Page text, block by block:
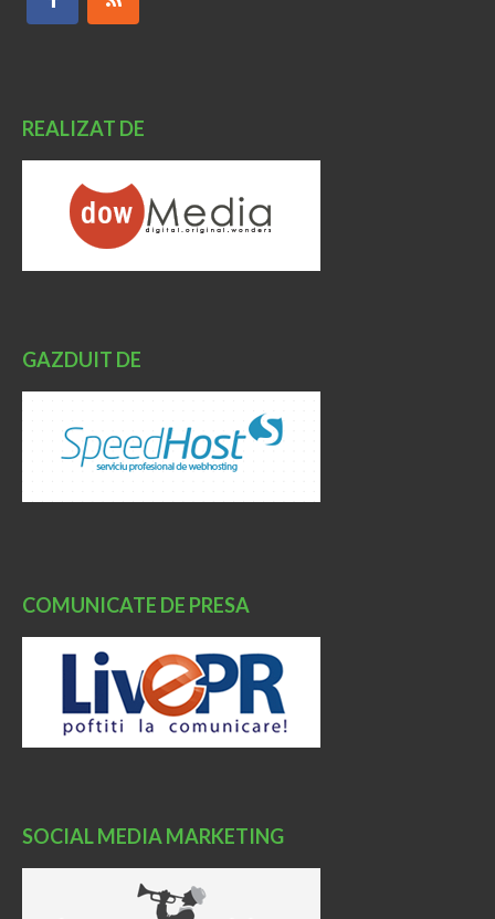
REALIZAT DE
GAZDUIT DE
COMUNICATE DE PRESA
SOCIAL MEDIA MARKETING